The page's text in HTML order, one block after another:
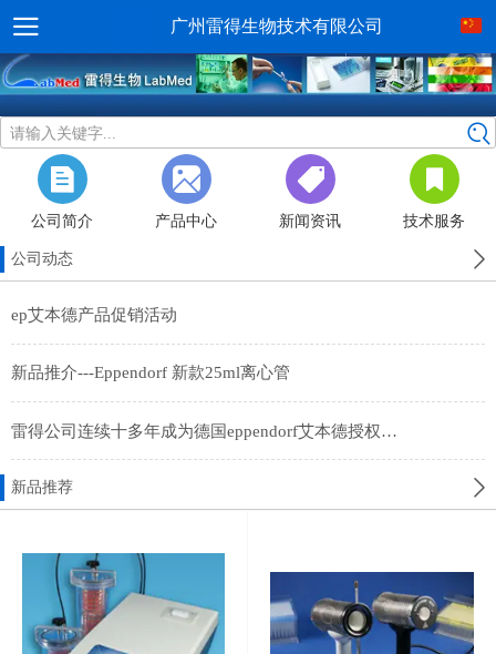
广州雷得生物技术有限公司
请输入关键字...
公司简介 产品中心 新闻资讯 技术服务
公司动态
ep艾本德产品促销活动
新品推介---Eppendorf 新款25ml离心管
雷得公司连续十多年成为德国eppendorf艾本德授权经销商
新品推荐